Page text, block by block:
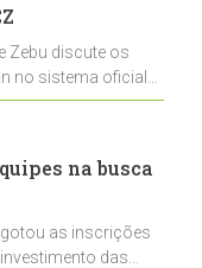
Zebu discute os
no sistema oficial
expansão na
na busca
as inscrições
das